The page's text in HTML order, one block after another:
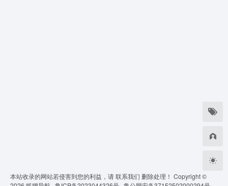
本站收录的网站若侵害到您的利益，请联系我们 删除处理！ Copyright ©